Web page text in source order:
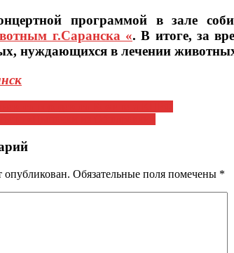
программой в зале
г.Саранска «. В итоге, за
нуждающихся в лечении
опубликован. Обязательные поля помечены *